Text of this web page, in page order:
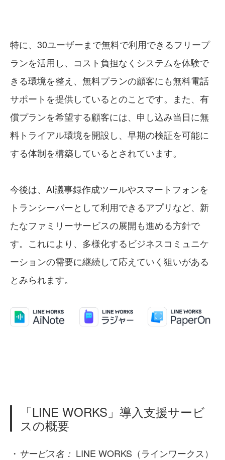
特に、30ユーザーまで無料で利用できるフリープ
ランを活用し、コスト負担なくシステムを体験で
きる環境を整え、無料プランの顧客にも無料電話
サポートを提供しているとのことです。また、有
償プランを希望する顧客には、申し込み当日に無
料トライアル環境を開設し、早期の検証を可能に
する体制を構築しているとされています。
今後は、AI議事録作成ツールやスマートフォンを
トランシーバーとして利用できるアプリなど、新
たなファミリーサービスの展開も進める方針で
す。これにより、多様化するビジネスコミュニケ
ーションの需要に継続して応えていく狙いがある
とみられます。
「LINE WORKS」導入支援サービ
スの概要
・ サービス名： LINE WORKS（ラインワークス）